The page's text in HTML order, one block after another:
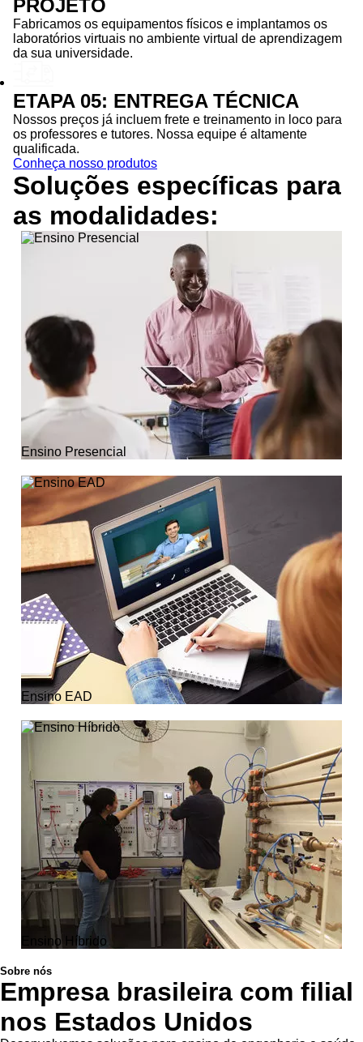
PROJETO
Fabricamos os equipamentos físicos e implantamos os
laboratórios virtuais no ambiente virtual de aprendizagem
da sua universidade.
ETAPA 05: ENTREGA TÉCNICA
Nossos preços já incluem frete e treinamento in loco para
os professores e tutores. Nossa equipe é altamente
qualificada.
Conheça nosso produtos
Soluções específicas para
as modalidades:
Ensino Presencial
Ensino EAD
Ensino Híbrido
Sobre nós
Empresa brasileira com filial
nos Estados Unidos